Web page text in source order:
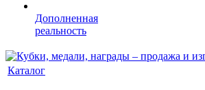
Дополненная
реальность
Каталог